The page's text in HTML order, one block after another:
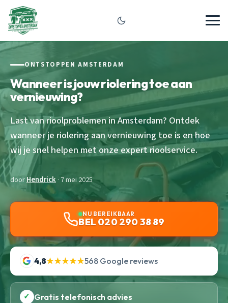
ONTSTOPPEN AMSTERDAM
Wanneer is jouw riolering toe aan
vernieuwing?
Last van rioolproblemen in Amsterdam? Ontdek
wanneer je riolering aan vernieuwing toe is en hoe
wij je snel helpen met onze expert rioolservice.
doorHendrick· 7 mei 2025
NU BEREIKBAAR
BEL 020 290 38 89
4,8★★★★★568 Google reviews
✓ Gratis telefonisch advies